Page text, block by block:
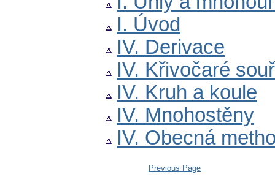
I. Úvod
IV. Derivace
IV. Křivočaré
IV. Kruh a koule
IV. Mnohostěny
IV. Obecná
Previous Page